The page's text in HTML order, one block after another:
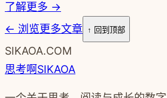
了解更多 →
← 浏览更多文章 ↑ 回到顶部
SIKAOA.COM
思考啊SIKAOA